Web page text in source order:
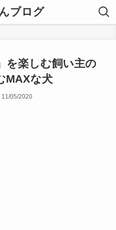
ブログ
を楽しむ飼い主の
MAXな犬
11/05/2020